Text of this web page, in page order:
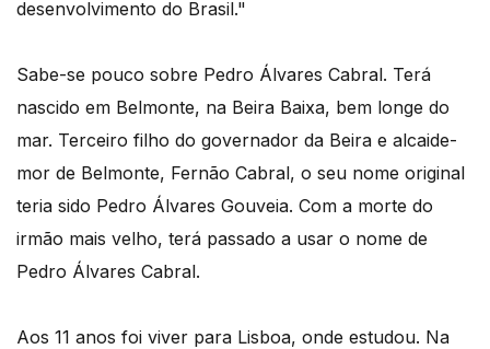
desenvolvimento do Brasil."
Sabe-se pouco sobre Pedro Álvares Cabral. Terá
nascido em Belmonte, na Beira Baixa, bem longe do
mar. Terceiro filho do governador da Beira e alcaide-
mor de Belmonte, Fernão Cabral, o seu nome original
teria sido Pedro Álvares Gouveia. Com a morte do
irmão mais velho, terá passado a usar o nome de
Pedro Álvares Cabral.
Aos 11 anos foi viver para Lisboa, onde estudou. Na